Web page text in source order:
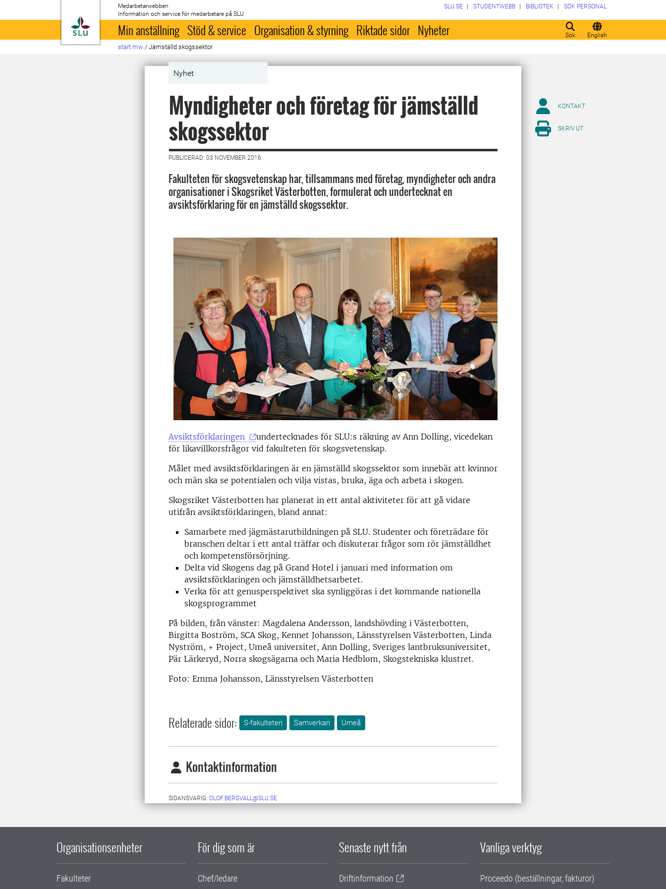
Till startsida
Medarbetarwebben
Information och service för medarbetare på SLU
Sök English
SLU.SE STUDENTWEBB BIBLIOTEK SÖK PERSONAL
Min anställning Stöd & service Organisation & styrning Riktade sidor Nyheter
start mw / Jämställd skogssektor
Nyhet
Myndigheter och företag för jämställd
skogssektor
PUBLICERAD: 03 NOVEMBER 2016
Fakulteten för skogsvetenskap har, tillsammans med företag, myndigheter och andra
organisationer i Skogsriket Västerbotten, formulerat och undertecknat en
avsiktsförklaring för en jämställd skogssektor.
Avsiktsförklaringen
undertecknades för SLU:s räkning av Ann Dolling, vicedekan
för likavillkorsfrågor vid fakulteten för skogsvetenskap.
Målet med avsiktsförklaringen är en jämställd skogssektor som innebär att kvinnor
och män ska se potentialen och vilja vistas, bruka, äga och arbeta i skogen.
Skogsriket Västerbotten har planerat in ett antal aktiviteter för att gå vidare
utifrån avsiktsförklaringen, bland annat:
Samarbete med jägmästarutbildningen på SLU. Studenter och företrädare för
branschen deltar i ett antal träffar och diskuterar frågor som rör jämställdhet
och kompetensförsörjning.
Delta vid Skogens dag på Grand Hotel i januari med information om
avsiktsförklaringen och jämställdhetsarbetet.
Verka för att genusperspektivet ska synliggöras i det kommande nationella
skogsprogrammet
På bilden, från vänster: Magdalena Andersson, landshövding i Västerbotten,
Birgitta Boström, SCA Skog, Kennet Johansson, Länsstyrelsen Västerbotten, Linda
Nyström, + Project, Umeå universitet, Ann Dolling, Sveriges lantbruksuniversitet,
Pär Lärkeryd, Norra skogsägarna och Maria Hedblom, Skogstekniska klustret.
Foto: Emma Johansson, Länsstyrelsen Västerbotten
Relaterade sidor: S-fakulteten Samverkan Umeå
Kontaktinformation
SIDANSVARIG: OLOF.BERGVALL@SLU.SE
KONTAKT
SKRIV UT
Organisationsenheter
Fakulteter
För dig som är
Chef/ledare
Senaste nytt från
Driftinformation
Vanliga verktyg
Proceedo (beställningar, fakturor)